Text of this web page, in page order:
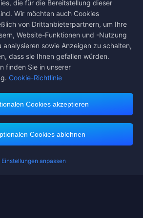
die für die Bereitstellung dieser
Wir möchten auch Cookies
von Drittanbieterpartnern, um Ihre
Website-Funktionen und -Nutzung
sowie Anzeigen zu schalten,
dass sie Ihnen gefallen würden.
finden Sie in unserer
Cookie-Richtlinie
Cookies akzeptieren
Cookies ablehnen
Einstellungen anpassen